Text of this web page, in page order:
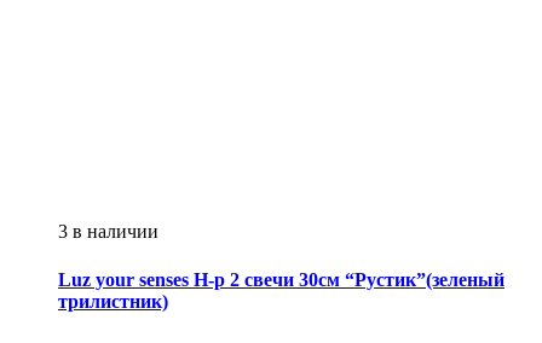
3 в наличии
Luz your senses Н-р 2 свечи 30см “Рустик”(зеленый
трилистник)